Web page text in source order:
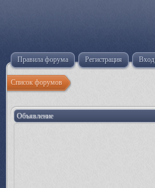
Правила форума Регистрация Вход
Список форумов
Объявление